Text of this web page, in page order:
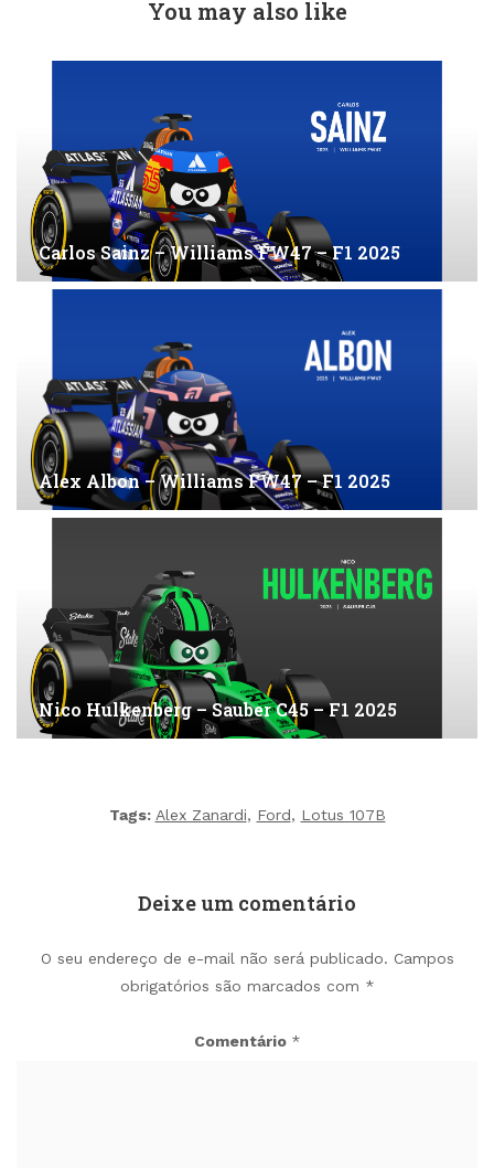
You may also like
Carlos Sainz – Williams FW47 – F1 2025
Alex Albon – Williams FW47 – F1 2025
Nico Hulkenberg – Sauber C45 – F1 2025
Tags: Alex Zanardi, Ford, Lotus 107B
Deixe um comentário
O seu endereço de e-mail não será publicado. Campos
obrigatórios são marcados com *
Comentário *